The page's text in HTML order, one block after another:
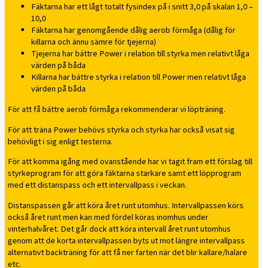
Fäktarna har ett lågt totalt fysindex på i snitt 3,0 på skalan 1,0 –
10,0
Fäktarna har genomgående dålig aerob förmåga (dålig för
killarna och ännu sämre för tjejerna)
Tjejerna har bättre Power i relation till styrka men relativt låga
värden på båda
Killarna har bättre styrka i relation till Power men relativt låga
värden på båda
För att få bättre aerob förmåga rekommenderar vi löpträning.
För att träna Power behövs styrka och styrka har också visat sig
behövligt i sig enligt testerna.
För att komma igång med ovanstående har vi tagit fram ett förslag till
styrkeprogram för att göra fäktarna starkare samt ett löpprogram
med ett distanspass och ett intervallpass i veckan.
Distanspassen går att köra året runt utomhus. Intervallpassen körs
också året runt men kan med fördel köras inomhus under
vinterhalvåret. Det går dock att köra intervall året runt utomhus
genom att de korta intervallpassen byts ut mot längre intervallpass
alternativt backträning för att få ner farten när det blir kallare/halare
etc.